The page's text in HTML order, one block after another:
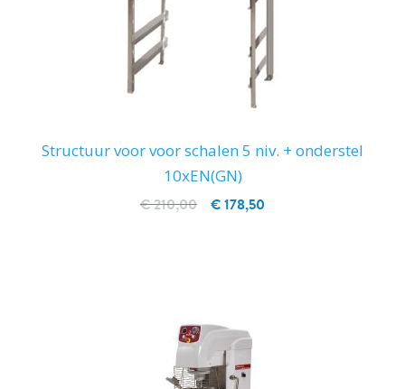
Structuur voor voor schalen 5 niv. + onderstel
10xEN(GN)
€ 178,50
€ 210,00